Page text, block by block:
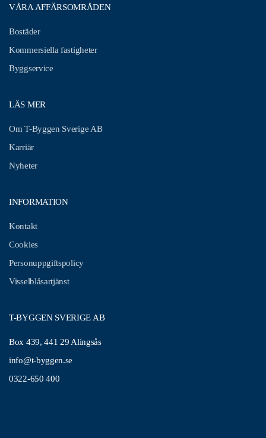
VÅRA AFFÄRSOMRÅDEN
Bostäder
Kommersiella fastigheter
Byggservice
LÄS MER
Om T-Byggen Sverige AB
Karriär
Nyheter
INFORMATION
Kontakt
Cookies
Personuppgiftspolicy
Visselblåsartjänst
T-BYGGEN SVERIGE AB
Box 439, 441 29 Alingsås
info@t-byggen.se
0322-650 400